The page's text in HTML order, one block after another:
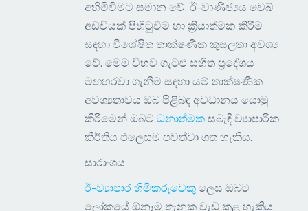
අහිමිවීමට සමාන වේ. ඊ-වාණිජ්‍යය වෙබ්
අඩවියක් පිහිටුවීම හා ක්‍රියාත්මක කිරීම
සඳහා විශේෂිත තාක්ෂණික කුසලතා අවශ්‍ය
වේ. මෙම විභව ගැටළු සහිත ප්‍රදේශය
මඟහරවා ගැනීම සඳහා යම් තාක්ෂණික
අවශ්‍යතාවය ඔබ පිළිබඳ අවධානය යොමු
කිරීමෙන් ඔබටධනාත්මක සබැඳි ව්‍යාපාරික
කීර්තිය එලෙසම පවත්වා ගත හැකිය.
සාරාංශය
ඊ-ව්‍යාපාර හිමිකරුවෙකු ලෙස ඔබට
ලෝකයේ ඕනෑම තැනක වැඩ කළ හැකිය.